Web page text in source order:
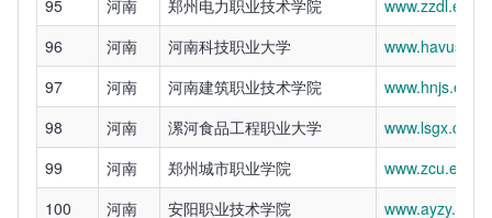
95
河南 郑州电力职业技术学院
96
河南 河南科技职业大学
97
河南 河南建筑职业技术学院
98
河南 漯河食品工程职业大学
99
河南 郑州城市职业学院
100
河南 安阳职业技术学院